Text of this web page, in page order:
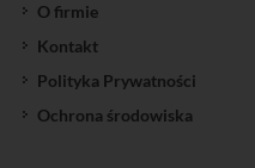
O firmie
Kontakt
Polityka Prywatności
Ochrona środowiska